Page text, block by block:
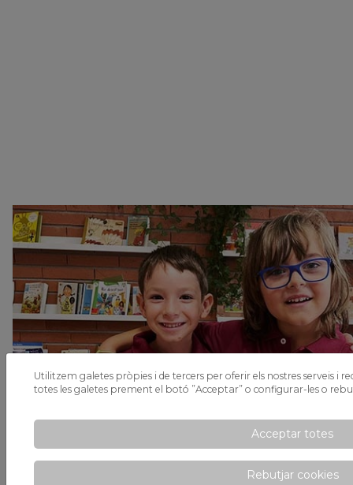
Utilitzem galetes pròpies i de tercers per oferir els nostres serveis i
totes les galetes prement el botó ”Acceptar” o configurar-les o
Acceptar totes
Rebutjar cookies